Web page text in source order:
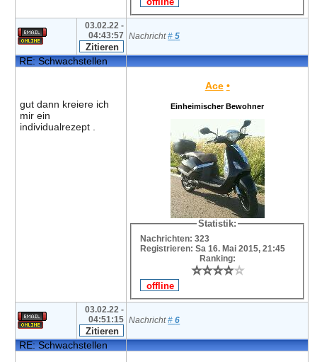
03.02.22 -
04:43:57 Nachricht#5
RE: Schwachstellen
gut dann kreiere ich
mir ein
individualrezept .
Ace •
Einheimischer Bewohner
Statistik:
Nachrichten: 323
Registrieren: Sa 16. Mai 2015, 21:45
Ranking:
⭐⭐⭐⭐⭐
⭐⭐⭐⭐⭐
03.02.22 -
04:51:15 Nachricht#6
RE: Schwachstellen